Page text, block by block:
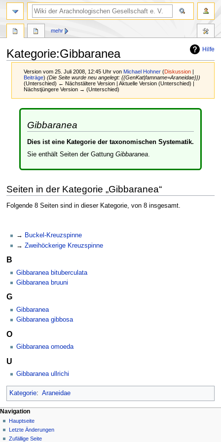
Hilfe
Kategorie:Gibbaranea
Version vom 25. Juli 2008, 12:45 Uhr vonMichael Hohner (Diskussion |
Beiträge) (Die Seite wurde neu angelegt: {{GenKat|famname=Araneidae}})
(Unterschied) ← Nächstältere Version | Aktuelle Version (Unterschied) |
Nächstjüngere Version → (Unterschied)
Navigation
springen
springenGibbaranea
Dies ist eine Kategorie der taxonomischen Systematik.
Sie enthält Seiten der Gattung Gibbaranea.
Seiten in der Kategorie „Gibbaranea“
Folgende 8 Seiten sind in dieser Kategorie, von 8 insgesamt.
Buckel-Kreuzspinne
Zweihöckerige Kreuzspinne
B
Gibbaranea bituberculata
Gibbaranea bruuni
G
Gibbaranea
Gibbaranea gibbosa
O
Gibbaranea omoeda
U
Gibbaranea ullrichi
Kategorie: Araneidae
mehr
Navigation
Hauptseite
Letzte Änderungen
Zufällige Seite